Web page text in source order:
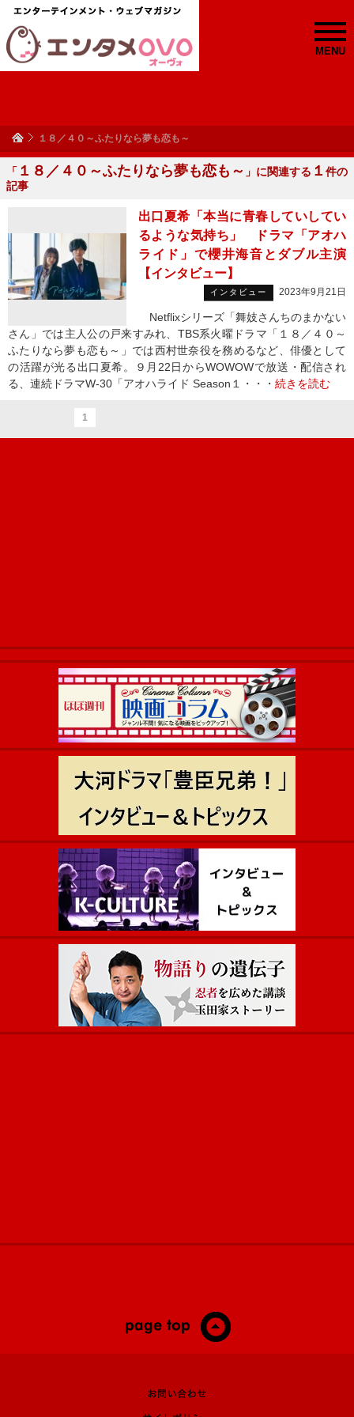
MENU
１８／４０～ふたりなら夢も恋も～
「 １８／４０～ふたりなら夢も恋も～ 」に関連する １ 件の
記事
出口夏希「本当に青春していしてい
るような気持ち」 ドラマ「アオハ
ライド」で櫻井海音とダブル主演
【インタビュー】
インタビュー 2023年9月21日
Netflixシリーズ「舞妓さんちのまかない
さん」では主人公の戸来すみれ、TBS系火曜ドラマ「１８／４０～
ふたりなら夢も恋も～」では西村世奈役を務めるなど、俳優として
の活躍が光る出口夏希。９月22日からWOWOWで放送・配信され
る、連続ドラマW‐30「アオハライド Season１・・・ 続きを読む
1